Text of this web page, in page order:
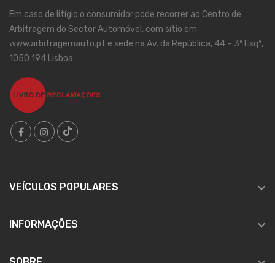
Em caso de litígio o consumidor pode recorrer ao Centro de
Arbitragem do Sector Automóvel, com sítio em
www.arbitragemauto.pt e sede na Av. da República, 44 – 3º Esqº,
1050 194 Lisboa
VEÍCULOS POPULARES 
INFORMAÇÕES 